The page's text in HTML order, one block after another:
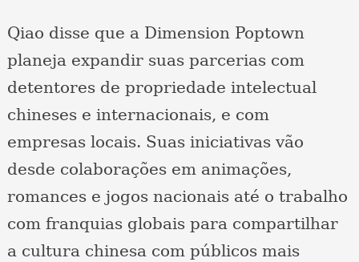
Qiao disse que a Dimension Poptown
planeja expandir suas parcerias com
detentores de propriedade intelectual
chineses e internacionais, e com
empresas locais. Suas iniciativas vão
desde colaborações em animações,
romances e jogos nacionais até o trabalho
com franquias globais para compartilhar
a cultura chinesa com públicos mais